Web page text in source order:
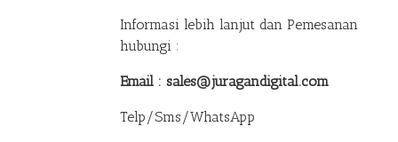
Informasi lebih lanjut dan Pemesanan
hubungi :
Email : sales@juragandigital.com
Telp/Sms/WhatsApp